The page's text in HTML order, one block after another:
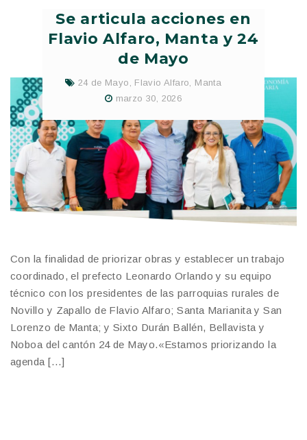
Se articula acciones en
Flavio Alfaro, Manta y 24
de Mayo
24 de Mayo , Flavio Alfaro, Manta
marzo 30, 2026
Con la finalidad de priorizar obras y establecer un trabajo
coordinado, el prefecto Leonardo Orlando y su equipo
técnico con los presidentes de las parroquias rurales de
Novillo y Zapallo de Flavio Alfaro; Santa Marianita y San
Lorenzo de Manta; y Sixto Durán Ballén, Bellavista y
Noboa del cantón 24 de Mayo.​«Estamos priorizando la
agenda […]